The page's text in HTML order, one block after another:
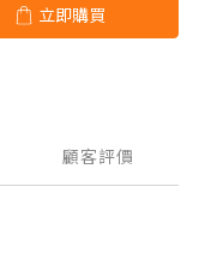
立即購買
顧客評價